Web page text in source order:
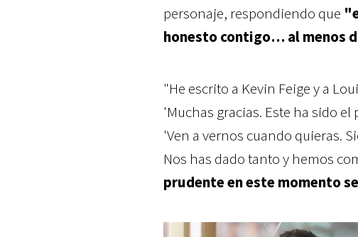
personaje, respondiendo que
honesto contigo… al menos
"He escrito a Kevin Feige y a
'Muchas gracias. Este ha sido
'Ven a vernos cuando quieras.
Nos has dado tanto y hemos
prudente en este momento